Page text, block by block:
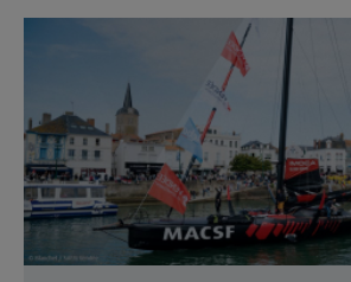
Vendée Arctique : Corentin Horeau et